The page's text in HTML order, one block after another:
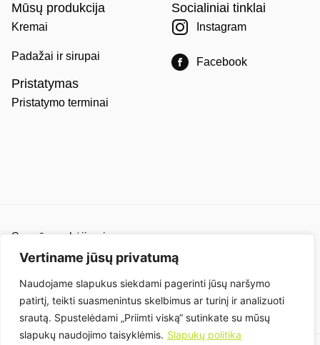
Vertiname jūsų privatumą
Naudojame slapukus siekdami pagerinti jūsų naršymo
patirtį, teikti suasmenintus skelbimus ar turinį ir analizuoti
srautą. Spustelėdami „Priimti viską“ sutinkate su mūsų
slapukų naudojimo taisyklėmis. Slapukų politika
Mūsų produkcija
Kremai
Padažai ir sirupai
Pristatymas
Pristatymo terminai
Socialiniai tinklai
Instagram
Facebook
Saugūs mokėjimai
Pirkimo ir pardavimo taisyklės
Privatumo politika
Slapukai